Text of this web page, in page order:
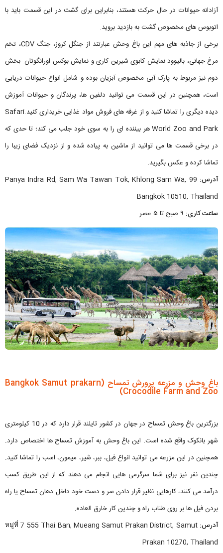
آزادانه حیوانات در حال حرکت هستند، بنابراین برای گشت در این قسمت باید با
اتوبوس های مخصوص گشت به بازدید بروید.
برخی از جاذبه های مهم این باغ وحش عبارتند از جنگل کروز، جنگ CDV، تخم
مرغ جهانی، بالیوود نمایش کابوی شیرین کاری و نمایش بوکس اورانگوتان. بخش
دوم نیز مربوط به پارک آبی مخصوص آبزیان بوده و شامل انواع حیوانات دریایی
است، همچنین در این قسمت می توانید دلفین ها، پرندگان و حیوانات آموزش
دیده دیگری را تماشا کنید و از غرفه های فروش مواد غذایی خریداری کنید.Safari
World Zoo and Park هر بیننده ای را به سوی خود جلب می کند؛ تا حدی که
در برخی قسمت ها می توانید از ماشین به پیاده شده و از نزدیک فضای زیبا را
تماشا کرده و عکس بگیرید.
آدرس:
99 Panya Indra Rd, Sam Wa Tawan Tok, Khlong Sam Wa,
Bangkok 10510, Thailand
ساعت کاری:
باغ وحش و مزرعه پرورش تمساح (Bangkok Samut prakarn
Crocodile Farm and Zoo)
بزرگترین باغ وحش تمساح در جهان در کشور تایلند قرار دارد که در 10 کیلومتری
شهر بانکوک واقع شده است. این باغ وحش به آموزش تمساح ها اختصاص دارد.
همچنین در این مزرعه می توانید انواع فیل، ببر، شیر، میمون، اسب را تماشا کنید.
چندین نفر نیز برای شما سرگرمی هایی انجام می دهند که از این طریق کسب
درآمد می کنند، کارهایی نظیر قرار دادن سر و دست خود داخل دهان تمساح یا راه
بردن فیل ها بر روی طناب راه و چندین کار خارق العاده.
آدرس: หมู่ที่ 7 555 Thai Ban, Mueang Samut Prakan District, Samut
Prakan 10270, Thailand